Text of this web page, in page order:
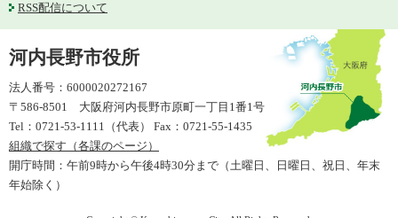
RSS配信について
河内長野市役所
法人番号：6000020272167
〒586-8501 大阪府河内長野市原町一丁目1番1号
Tel：0721-53-1111（代表） Fax：0721-55-1435
組織で探す（各課のページ）
開庁時間：午前9時から午後4時30分まで（土曜日、日曜日、祝日、年末
年始除く）